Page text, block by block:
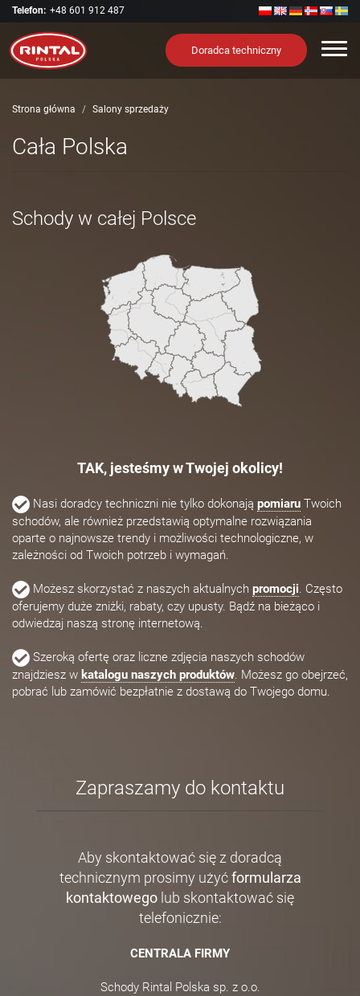
Telefon: +48 601 912 487
Doradca techniczny
Strona główna Salony sprzedaży
Cała Polska
Schody w całej Polsce
TAK, jesteśmy w Twojej okolicy!
Nasi doradcy techniczni nie tylko dokonają pomiaru Twoich
schodów, ale również przedstawią optymalne rozwiązania
oparte o najnowsze trendy i możliwości technologiczne, w
zależności od Twoich potrzeb i wymagań.
Możesz skorzystać z naszych aktualnych promocji. Często
oferujemy duże zniżki, rabaty, czy upusty. Bądź na bieżąco i
odwiedzaj naszą stronę internetową.
Szeroką ofertę oraz liczne zdjęcia naszych schodów
znajdziesz w katalogu naszych produktów. Możesz go obejrzeć,
pobrać lub zamówić bezpłatnie z dostawą do Twojego domu.
Zapraszamy do kontaktu
Aby skontaktować się z doradcą
technicznym prosimy użyćformularza
kontaktowego lub skontaktować się
telefonicznie:
CENTRALA FIRMY
Schody Rintal Polska sp. z o.o.